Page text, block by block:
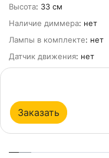
Высота: 33 см
Наличие диммера: нет
Лампы в комплекте: нет
Датчик движения: нет
Заказать